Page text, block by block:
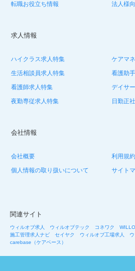
転職お役立ち情報
法人様
求人情報
ハイクラス求人特集
ケアマ
生活相談員求人特集
看護助
看護師求人特集
デイサ
夜勤専従求人特集
日勤正
会社情報
会社概要
利用規約
個人情報の取り扱いについて
サイト
関連サイト
ウィルオブ求人 ウィルオブテック コネワク
施工管理求人ナビ
セイヤク ウィルオブ工場求人
carebase（ケアベース）